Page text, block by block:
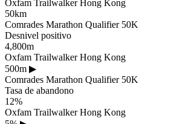
Oxfam Trailwalker Hong Kong
50km
Comrades Marathon Qualifier 50K
Desnivel positivo
4,800m
Oxfam Trailwalker Hong Kong
500m ▶
Comrades Marathon Qualifier 50K
Tasa de abandono
12%
Oxfam Trailwalker Hong Kong